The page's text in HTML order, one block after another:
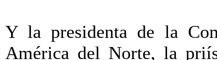
Y la presidenta de la
América del Norte, la